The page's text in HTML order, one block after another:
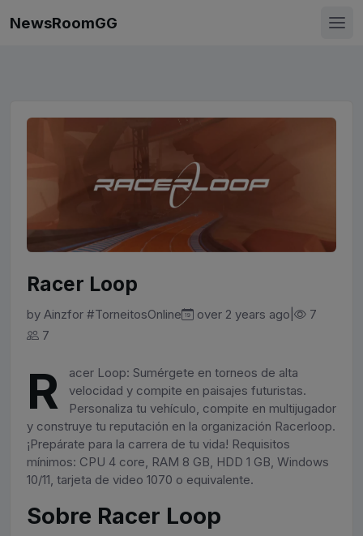
NewsRoomGG
Racer Loop
by Ainzfor #TorneitosOnline over 2 years ago
7
7
R
acer Loop: Sumérgete en torneos de alta
velocidad y compite en paisajes futuristas.
Personaliza tu vehículo, compite en multijugador
y construye tu reputación en la organización Racerloop.
¡Prepárate para la carrera de tu vida! Requisitos
mínimos: CPU 4 core, RAM 8 GB, HDD 1 GB, Windows
10/11, tarjeta de video 1070 o equivalente.
Sobre Racer Loop